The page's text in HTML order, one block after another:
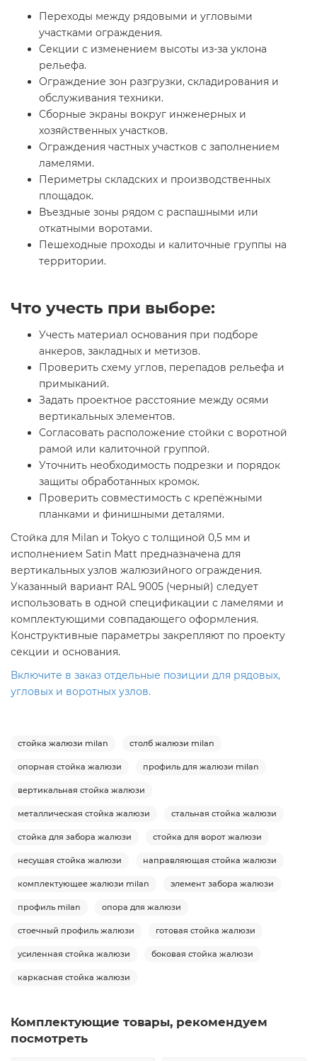
Переходы между рядовыми и угловыми
участками ограждения.
Секции с изменением высоты из-за уклона
рельефа.
Ограждение зон разгрузки, складирования и
обслуживания техники.
Сборные экраны вокруг инженерных и
хозяйственных участков.
Ограждения частных участков с заполнением
ламелями.
Периметры складских и производственных
площадок.
Въездные зоны рядом с распашными или
откатными воротами.
Пешеходные проходы и калиточные группы на
территории.
Что учесть при выборе:
Учесть материал основания при подборе
анкеров, закладных и метизов.
Проверить схему углов, перепадов рельефа и
примыканий.
Задать проектное расстояние между осями
вертикальных элементов.
Согласовать расположение стойки с воротной
рамой или калиточной группой.
Уточнить необходимость подрезки и порядок
защиты обработанных кромок.
Проверить совместимость с крепёжными
планками и финишными деталями.
Стойка для Milan и Tokyo с толщиной 0,5 мм и
исполнением Satin Мatt предназначена для
вертикальных узлов жалюзийного ограждения.
Указанный вариант RAL 9005 (черный) следует
использовать в одной спецификации с ламелями и
комплектующими совпадающего оформления.
Конструктивные параметры закрепляют по проекту
секции и основания.
Включите в заказ отдельные позиции для рядовых,
угловых и воротных узлов.
стойка жалюзи milan столб жалюзи milan
опорная стойка жалюзи профиль для жалюзи milan
вертикальная стойка жалюзи
металлическая стойка жалюзи стальная стойка жалюзи
стойка для забора жалюзи стойка для ворот жалюзи
несущая стойка жалюзи направляющая стойка жалюзи
комплектующее жалюзи milan элемент забора жалюзи
профиль milan опора для жалюзи
стоечный профиль жалюзи готовая стойка жалюзи
усиленная стойка жалюзи боковая стойка жалюзи
каркасная стойка жалюзи
Комплектующие товары, рекомендуем
посмотреть